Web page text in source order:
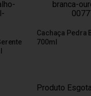
Cachaça Pedra
700ml
Produto